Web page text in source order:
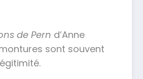
de Pern d’Anne
sont souvent